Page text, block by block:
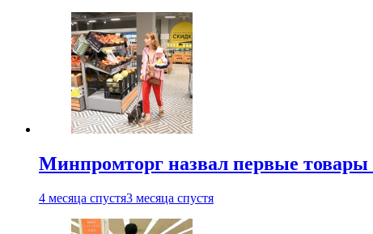
Минпромторг назвал первые товары
4 месяца спустя3 месяца спустя